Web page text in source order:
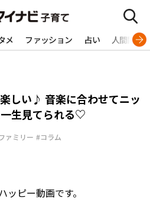
メ ファッション 占い 人間関係
しい♪ 音楽に合わせてニッ
生見てられる♡
ァミリー #コラム
ッピー動画です。